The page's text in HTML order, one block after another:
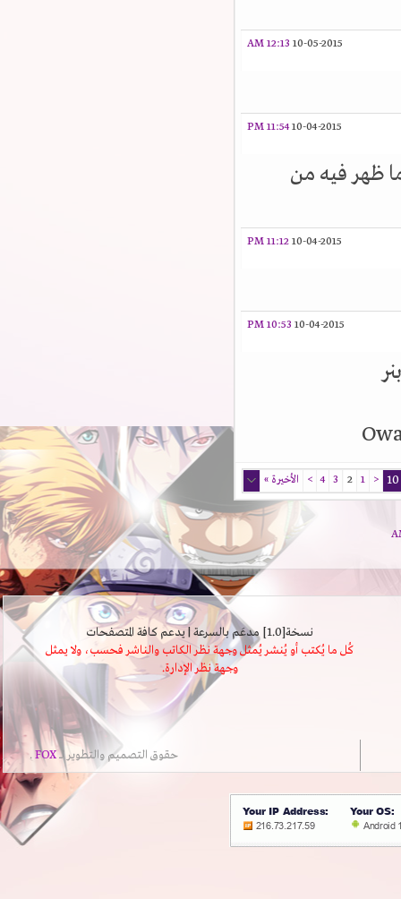
10-05-2015
12:13 AM
10-04-2015
11:54 PM
ظهر فيه من
10-04-2015
11:12 PM
10-04-2015
10:53 PM
<
2
> الأخيرة»
نسخة[1.0] مدعَم بالسرعة | يدعم كافة المتصفحات
كُل ما يُكتب أو يُنشر يُمثل وجهة نظر الكاتب والناشر فحسب، ولا يمثل
وجهة نظر الإدارة.
حقوق التصميم والتطوير لــFOX
.